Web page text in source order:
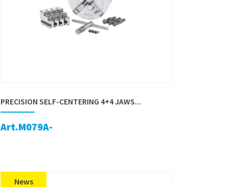
PRECISION SELF-CENTERING 4+4 JAWS...
Art.M079A-
News